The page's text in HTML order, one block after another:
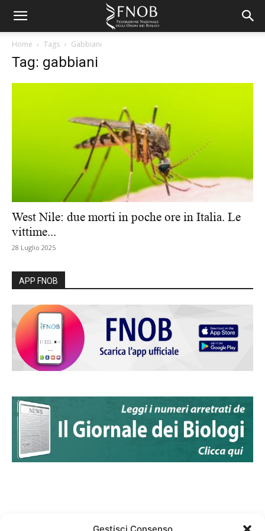
Home Tags Gabbiani
Tag: gabbiani
West Nile: due morti in poche ore in Italia. Le
vittime...
28 Luglio 2025
APP FNOB